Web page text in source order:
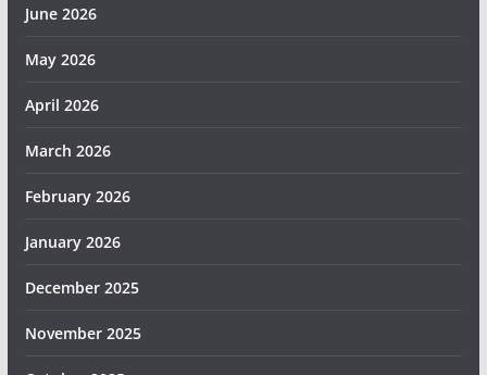
June 2026
May 2026
April 2026
March 2026
February 2026
January 2026
December 2025
November 2025